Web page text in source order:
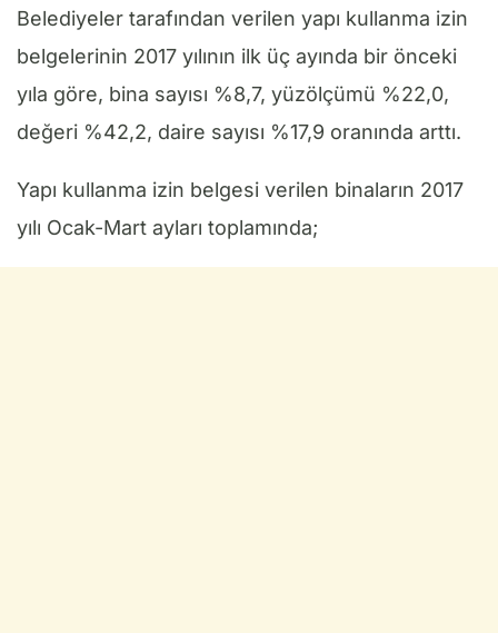
Belediyeler tarafından verilen yapı kullanma izin
belgelerinin 2017 yılının ilk üç ayında bir önceki
yıla göre, bina sayısı %8,7, yüzölçümü %22,0,
değeri %42,2, daire sayısı %17,9 oranında arttı.
Yapı kullanma izin belgesi verilen binaların 2017
yılı Ocak-Mart ayları toplamında;